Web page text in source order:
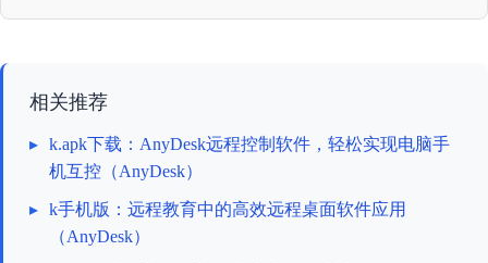
相关推荐
▸ k.apk下载：AnyDesk远程控制软件，轻松实现电脑手
机互控（AnyDesk）
▸ k手机版：远程教育中的高效远程桌面软件应用
（AnyDesk）